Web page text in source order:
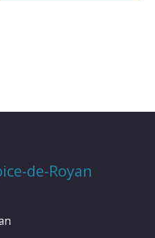
de-Royan